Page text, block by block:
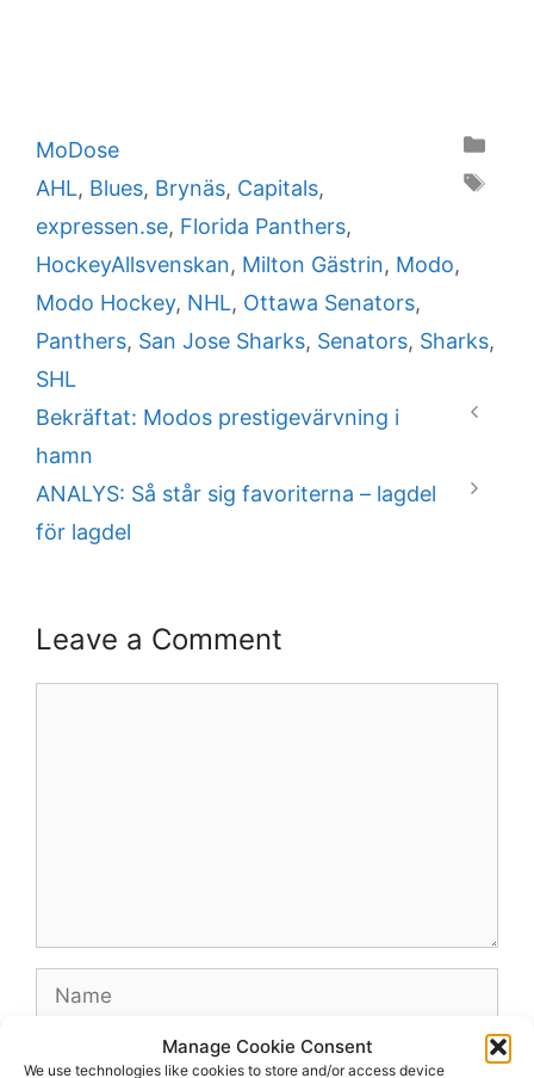
Manage Cookie Consent
We use technologies like cookies to store and/or access device
Categories
MoDose
Tags
AHL, Blues, Brynäs, Capitals,
expressen.se, Florida Panthers,
HockeyAllsvenskan, Milton Gästrin, Modo,
Modo Hockey, NHL, Ottawa Senators,
Panthers, San Jose Sharks, Senators, Sharks,
SHL
Bekräftat: Modos prestigevärvning i
hamn
ANALYS: Så står sig favoriterna – lagdel
för lagdel
Leave a Comment
Name